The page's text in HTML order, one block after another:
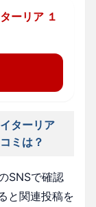
ーリア １
ターリア
ミは？
SNSで確認
と関連投稿を